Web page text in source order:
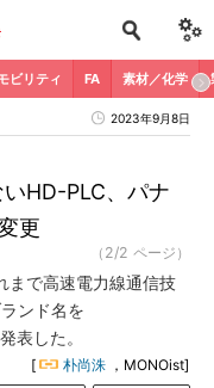
ビリティ FA 素材／化学
2023年9月8日
HD-PLC、パナ
更
（2/2 ページ）
まで高速電力線通信技
ンド名を
表した。
[ 朴尚洙 ，MONOist]